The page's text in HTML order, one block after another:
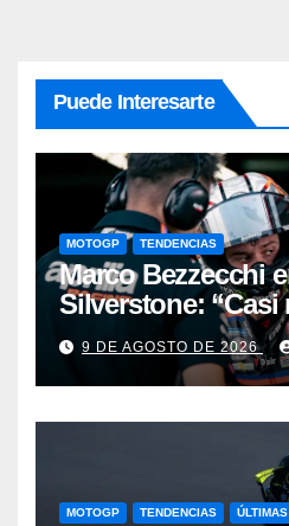
Puede Interesarte
MOTOGP TENDENCIAS
Marco Bezzecchi
Silverstone: “Casi
pero este podio
9 DE AGOSTO DE 2026
MOTOGP TENDENCIAS